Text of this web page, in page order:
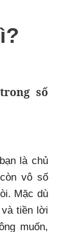
số
là chủ
vô số
Mặc dù
và tiền lời
muốn,